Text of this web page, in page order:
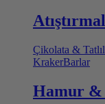
Çikolata &
KrakerBarlar
Hamur &